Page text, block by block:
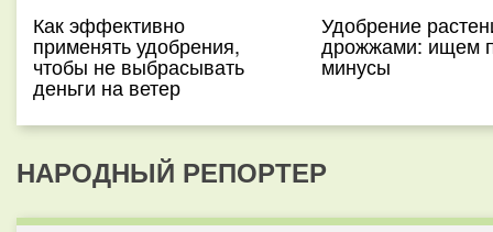
Как эффективно
применять удобрения,
чтобы не выбрасывать
деньги на ветер
Удобрение
дрожжами: ищем
минусы
НАРОДНЫЙ РЕПОРТЕР